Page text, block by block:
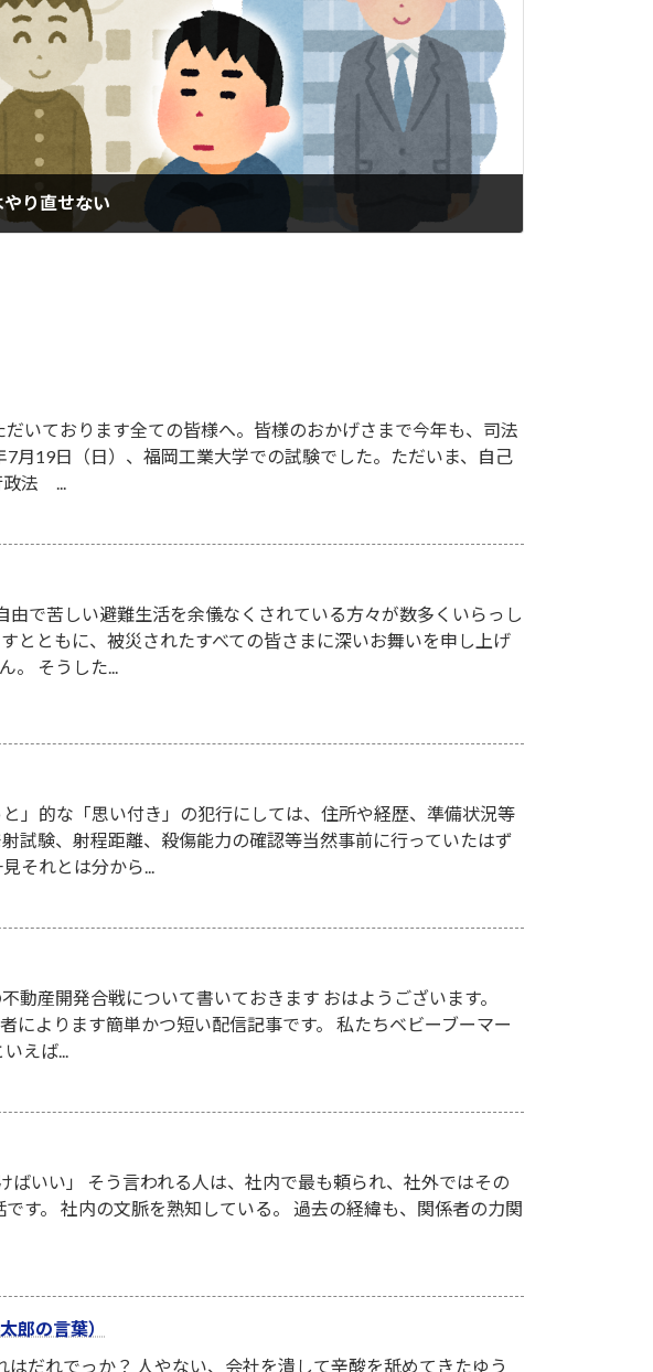
やり直せない
いております全ての皆様へ。皆様のおかげさまで今年も、司法
月19日（日）、福岡工業大学での試験でした。ただいま、自己
法 ...
で苦しい避難生活を余儀なくされている方々が数多くいらっし
とともに、被災されたすべての皆さまに深いお舞いを申し上げ
そうした...
」的な「思い付き」の犯行にしては、住所や経歴、準備状況等
試験、射程距離、殺傷能力の確認等当然事前に行っていたはず
それとは分から...
産開発合戦について書いておきます おはようございます。
よります簡単かつ短い配信記事です。 私たちベビーブーマー
えば...
ばいい」 そう言われる人は、社内で最も頼られ、社外ではその
す。 社内の文脈を熟知している。 過去の経緯も、関係者の力関
郎の言葉）
だれでっか？ 人やない、会社を潰して辛酸を舐めてきたゆう